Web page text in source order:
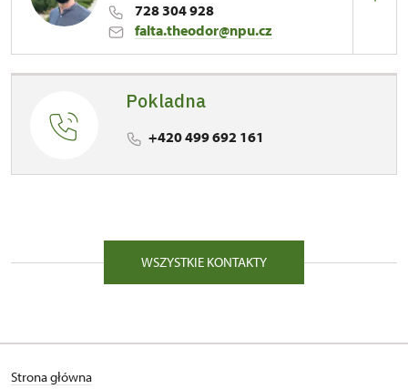
728 304 928
falta.theodor@npu.cz
81/, Kuks 81 54443
Pokladna
+420 499 692 161
WSZYSTKIE KONTAKTY
Strona główna